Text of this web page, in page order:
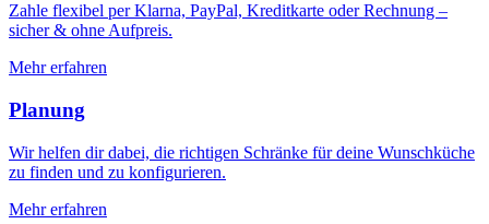
Zahle flexibel per Klarna, PayPal, Kreditkarte oder Rechnung –
sicher & ohne Aufpreis.
Mehr erfahren
Planung
Wir helfen dir dabei, die richtigen Schränke für deine Wunschküche
zu finden und zu konfigurieren.
Mehr erfahren